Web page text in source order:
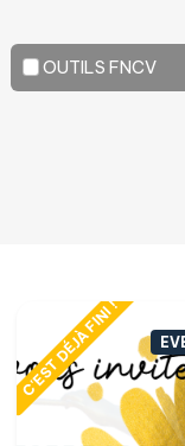
OUTILS FNCV
C'EST DÉJÀ FINI !